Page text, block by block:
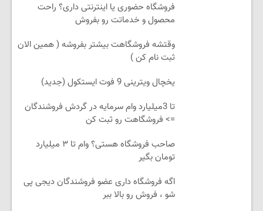
فروشگاه حضوری یا اینترنتی داری؟ راحت
محصول و خدماتت رو بفروش
وقتشه فروشگاهت بیشتر بفروشه ( همین الان
ثبت نام کن )
یخچال ویترینی 9 فوت ایستکول (جدید)
تا 3میلیارد وام سرمایه در گردش فروشندگان
=> فروشگاهت رو ثبت کن
صاحب فروشگاه هستی؟ وام تا ۳ میلیارد
تومان بگیر
اگه فروشگاه داری عضو فروشندگان دیجی پی
شو ، فروش رو بالا ببر